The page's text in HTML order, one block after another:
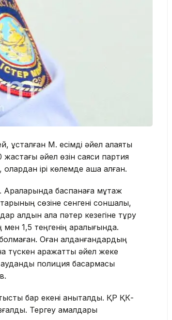
М. есімді әйел алаяқтық
әйел өзін саяси партия
ірі көлемде ақша алған.
Араларында баспанаға мұқтаж
сөзіне сенгені соншалық,
алдын ала пәтер кезегіне тұру
1,5 теңгенің аралығында.
болмаған. Оған алданғандардың
түскен қаражатты әйел жеке
полиция басқармасы
бар екені анықталды. ҚР ҚК-
Тергеу амалдары